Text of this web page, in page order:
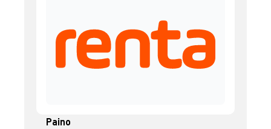
Paino